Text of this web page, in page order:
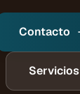
Contacto
Servicios